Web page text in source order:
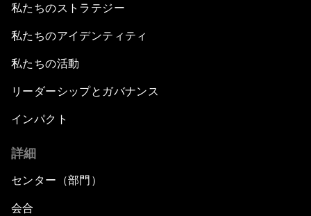
私たちのストラテジー
私たちのアイデンティティ
私たちの活動
リーダーシップとガバナンス
インパクト
詳細
センター（部門）
会合